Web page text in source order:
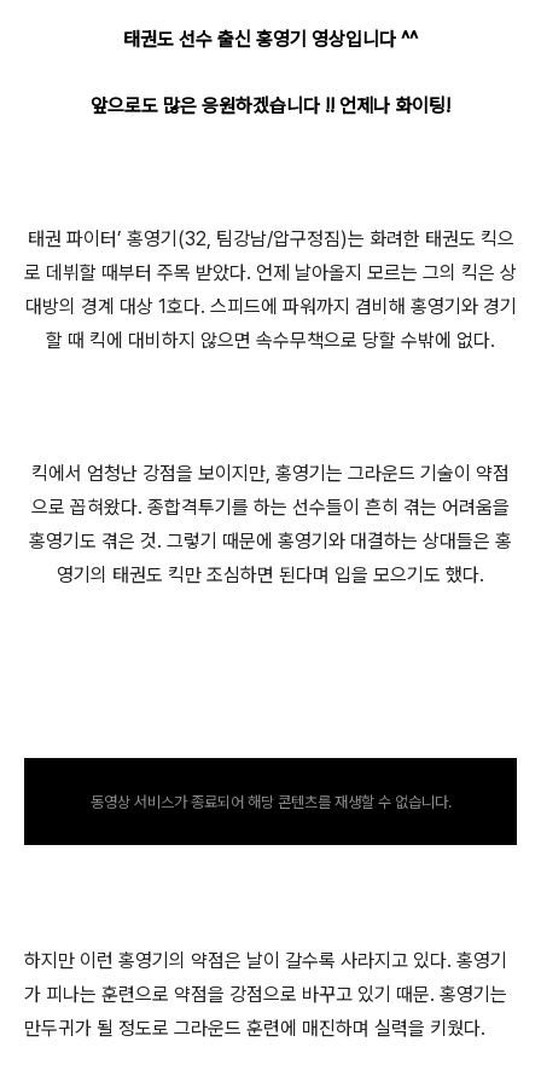
태권도 선수 출신 홍영기 영상입니다 ^^
앞으로도 많은 응원하겠습니다 !! 언제나 화이팅!
태권 파이터’ 홍영기(32, 팀강남/압구정짐)는 화려한 태권도 킥으
로 데뷔할 때부터 주목 받았다. 언제 날아올지 모르는 그의 킥은 상
대방의 경계 대상 1호다. 스피드에 파워까지 겸비해 홍영기와 경기
할 때 킥에 대비하지 않으면 속수무책으로 당할 수밖에 없다.
킥에서 엄청난 강점을 보이지만, 홍영기는 그라운드 기술이 약점
으로 꼽혀왔다. 종합격투기를 하는 선수들이 흔히 겪는 어려움을
홍영기도 겪은 것. 그렇기 때문에 홍영기와 대결하는 상대들은 홍
영기의 태권도 킥만 조심하면 된다며 입을 모으기도 했다.
동영상 서비스가 종료되어 해당 콘텐츠를 재생할 수 없습니다.
하지만 이런 홍영기의 약점은 날이 갈수록 사라지고 있다. 홍영기
가 피나는 훈련으로 약점을 강점으로 바꾸고 있기 때문. 홍영기는
만두귀가 될 정도로 그라운드 훈련에 매진하며 실력을 키웠다.